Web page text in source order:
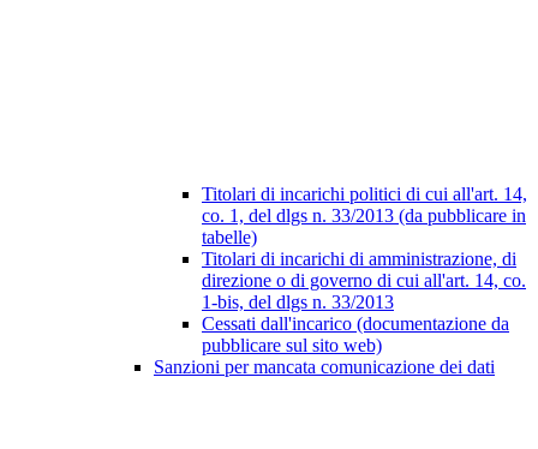
Titolari di incarichi politici di cui all'art. 14,
co. 1, del dlgs n. 33/2013 (da pubblicare in
tabelle)
Titolari di incarichi di amministrazione, di
direzione o di governo di cui all'art. 14, co.
1-bis, del dlgs n. 33/2013
Cessati dall'incarico (documentazione da
pubblicare sul sito web)
Sanzioni per mancata comunicazione dei dati